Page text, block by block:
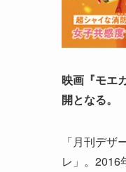
映画『モエ
開となる。
「月刊デ
レ」。2016